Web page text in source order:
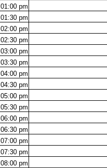
01:00 pm
01:30 pm
02:00 pm
02:30 pm
03:00 pm
03:30 pm
04:00 pm
04:30 pm
05:00 pm
05:30 pm
06:00 pm
06:30 pm
07:00 pm
07:30 pm
08:00 pm